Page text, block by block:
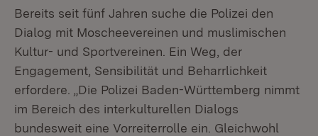
Bereits seit fünf Jahren suche die Polizei den
Dialog mit Moscheevereinen und muslimischen
Kultur- und Sportvereinen. Ein Weg, der
Engagement, Sensibilität und Beharrlichkeit
erfordere. „Die Polizei Baden-Württemberg nimmt
im Bereich des interkulturellen Dialogs
bundesweit eine Vorreiterrolle ein. Gleichwohl